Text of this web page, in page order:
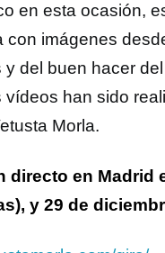
en esta ocasión,
con imágenes
del buen hacer
han sido
Morla.
directo en Madrid
y 29 de